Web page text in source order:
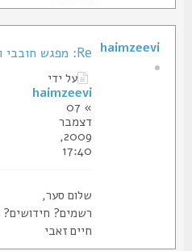
Re: מפגש חובבי ויצרני סכינים
על ידי
haimzeevi
» 07
דצמבר
2009,
17:40
שלום סער,
רשמים? חידושים?
חיים זאבי
haimzeevi